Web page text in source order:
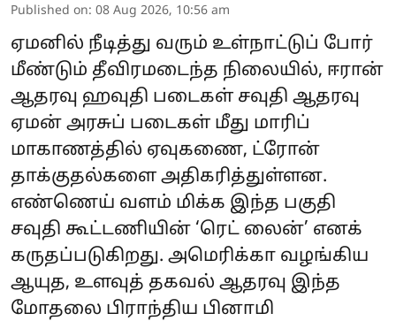
Published on: 08 Aug 2026, 10:56 am
ஏமனில் நீடித்து வரும் உள்நாட்டுப் போர்
மீண்டும் தீவிரமடைந்த நிலையில், ஈரான்
ஆதரவு ஹவுதி படைகள் சவுதி ஆதரவு
ஏமன் அரசுப் படைகள் மீது மாரிப்
மாகாணத்தில் ஏவுகணை, ட்ரோன்
தாக்குதல்களை அதிகரித்துள்ளன.
எண்ணெய் வளம் மிக்க இந்த பகுதி
சவுதி கூட்டணியின் ‘ரெட் லைன்’ எனக்
கருதப்படுகிறது. அமெரிக்கா வழங்கிய
ஆயுத, உளவுத் தகவல் ஆதரவு இந்த
மோதலை பிராந்திய பினாமி